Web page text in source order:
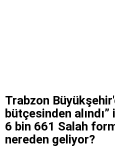
Trabzon
bütçesinden
6 bin 661 Salah
nereden geliyor?